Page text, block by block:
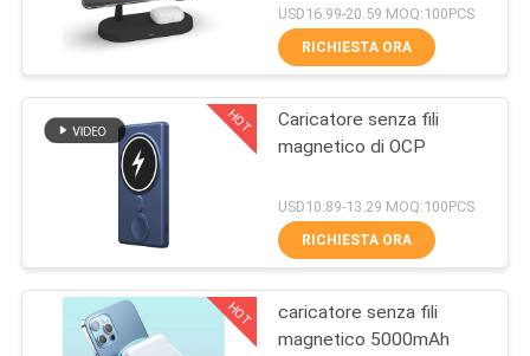
GIRO
DELLA
FABBRICA
CONTROLLO
DI
QUALITÀ
Caricatore senza fili
da tavolino
59
USD16.99-20.59 MOQ:100PCS
RICHIESTA ORA
HOT
Caricatore senza fili
magnetico di OCP
USD10.89-13.29 MOQ:100PCS
RICHIESTA ORA
HOT
caricatore senza fili
magnetico 5000mAh